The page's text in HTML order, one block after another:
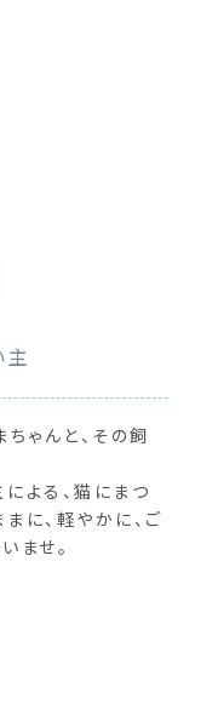
主
ゃんと、その飼
よる、猫にまつ
に、軽やかに、ご
ませ。